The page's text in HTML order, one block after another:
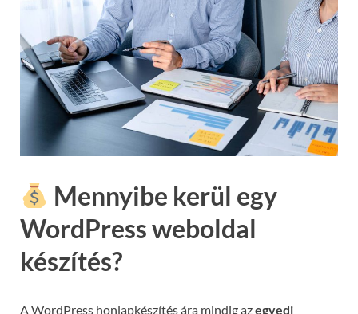
Mennyibe kerül egy
WordPress weboldal
készítés?
A WordPress honlapkészítés ára mindig azegyedi